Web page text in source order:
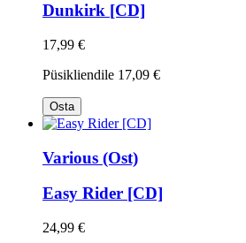
Dunkirk [CD]
17,99 €
Püsikliendile 17,09 €
Osta
Various (Ost)
Easy Rider [CD]
24,99 €